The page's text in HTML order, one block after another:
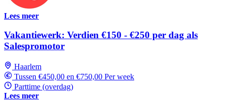
Lees meer
Vakantiewerk: Verdien €150 - €250 per dag als
Salespromotor
Haarlem
Tussen €450,00 en €750,00 Per week
Parttime (overdag)
Lees meer